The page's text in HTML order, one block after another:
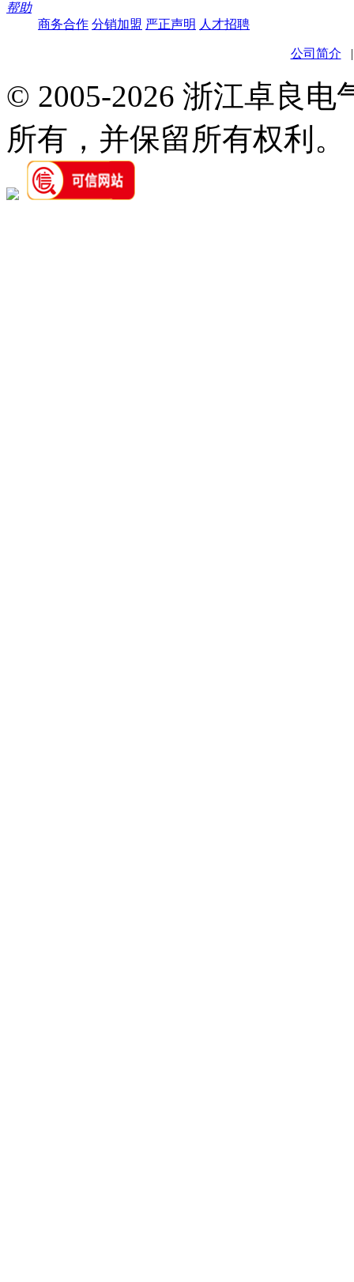
帮助
商务合作 分销加盟 严正声明 人才招聘
公司简介
© 2005-2026 浙江卓良
所有，并保留所有权利。